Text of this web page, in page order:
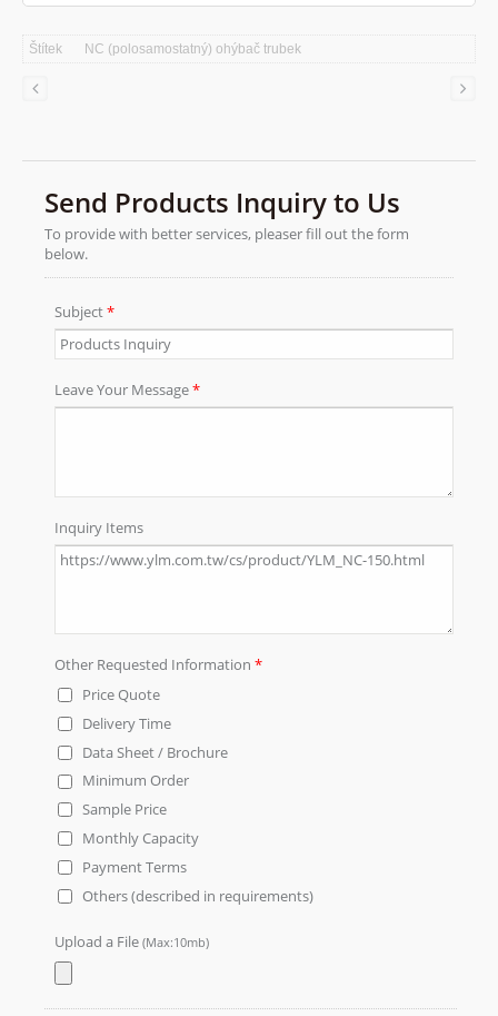
poruchové místo, aby umožnil operátorovi
vyřešit problémy. Můžeme dodat širokou
Štítek NC (polosamostatný) ohýbač trubek